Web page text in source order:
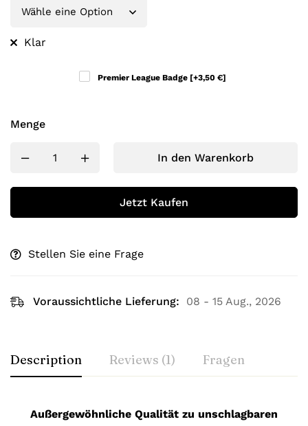
Klar
Premier League Badge [+3,50 €]
Menge
In den Warenkorb
Jetzt Kaufen
Stellen Sie eine Frage
Voraussichtliche Lieferung: 08 - 15 Aug., 2026
Description Reviews (1) Fragen
Außergewöhnliche Qualität zu unschlagbaren